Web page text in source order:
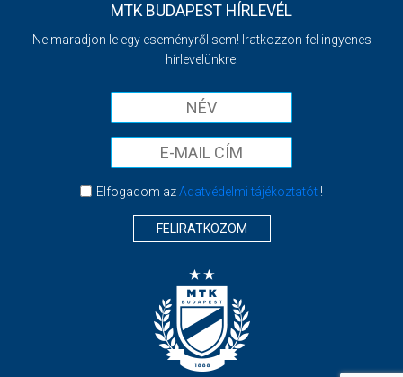
MTK BUDAPEST HÍRLEVÉL
Ne maradjon le egy eseményről sem! Iratkozzon fel ingyenes
hírlevelünkre:
Elfogadom azAdatvédelmi tájékoztatót!
FELIRATKOZOM